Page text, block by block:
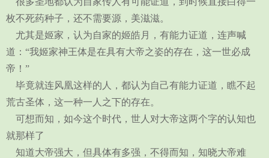
枚不死药种子，还不需要源，美滋滋。
尤其是姬家，认为自家的姬皓月，有能力证道，连声喊
道：“我姬家神王体是在具有大帝之姿的存在，这一世必成
帝！”
毕竟就连风凰这样的人，都认为自己有能力证道，瞧不起
荒古圣体，这一种一人之下的存在。
可想而知，如今这个时代，世人对大帝这两个字的认知也
就那样了
知道大帝强大，但具体有多强，不得而知，知晓大帝难